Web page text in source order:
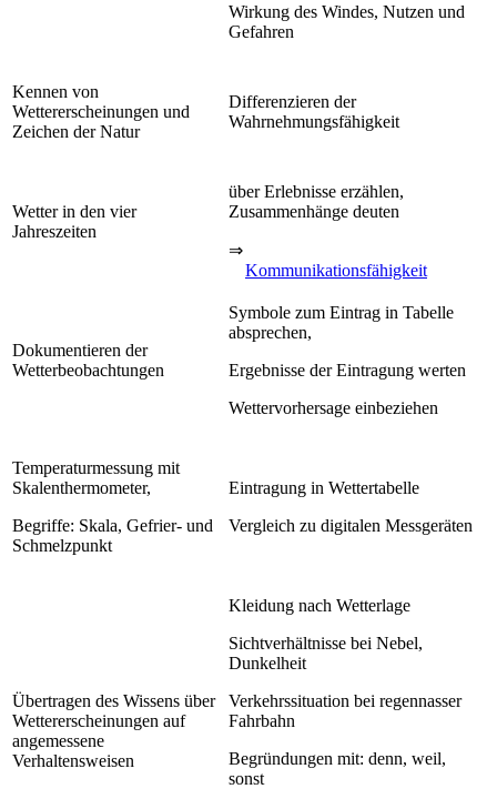
Wirkung des Windes, Nutzen und
Gefahren
Kennen von
Wettererscheinungen und
Zeichen der Natur
Differenzieren der
Wahrnehmungsfähigkeit
Wetter in den vier
Jahreszeiten
über Erlebnisse erzählen,
Zusammenhänge deuten
⇒
Kommunikationsfähigkeit
Dokumentieren der
Wetterbeobachtungen
Symbole zum Eintrag in Tabelle
absprechen,
Ergebnisse der Eintragung werten
Wettervorhersage einbeziehen
Temperaturmessung mit
Skalenthermometer,
Begriffe: Skala, Gefrier- und
Schmelzpunkt
Eintragung in Wettertabelle
Vergleich zu digitalen Messgeräten
Übertragen des Wissens über
Wettererscheinungen auf
angemessene
Verhaltensweisen
Kleidung nach Wetterlage
Sichtverhältnisse bei Nebel,
Dunkelheit
Verkehrssituation bei regennasser
Fahrbahn
Begründungen mit: denn, weil,
sonst